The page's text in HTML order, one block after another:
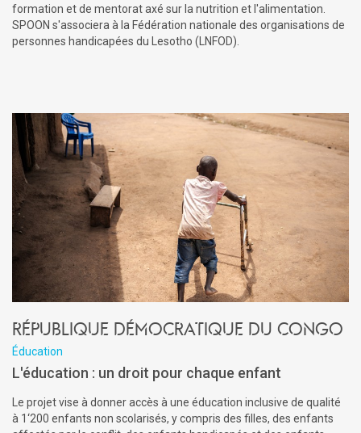
formation et de mentorat axé sur la nutrition et l'alimentation.
SPOON s'associera à la Fédération nationale des organisations de
personnes handicapées du Lesotho (LNFOD).
République Démocratique du Congo
Éducation
L'éducation : un droit pour chaque enfant
Le projet vise à donner accès à une éducation inclusive de qualité
à 1‘200 enfants non scolarisés, y compris des filles, des enfants